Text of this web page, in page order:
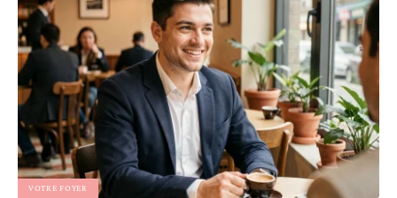
VOTRE FOYER